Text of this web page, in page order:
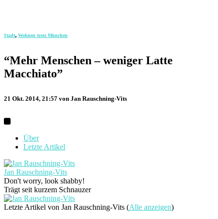
Stadt, Wohnen trotz München
“Mehr Menschen – weniger Latte
Macchiato”
21 Okt. 2014, 21:57 von Jan Rauschning-Vits
Über
Letzte Artikel
Jan Rauschning-Vits
Don't worry, look shabby!
Trägt seit kurzem Schnauzer
Letzte Artikel von Jan Rauschning-Vits (Alle anzeigen)